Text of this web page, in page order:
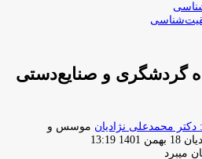
گردشگری و صنایع‌دستی
موسس و
ارسال
ایمیل
18 بهمن 1401 13:19